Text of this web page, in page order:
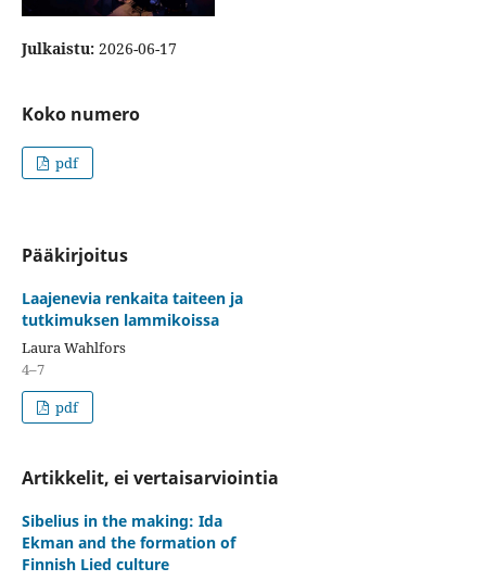
Julkaistu: 2026-06-17
Koko numero
pdf
Pääkirjoitus
Laajenevia renkaita taiteen ja
tutkimuksen lammikoissa
Laura Wahlfors
4–7
pdf
Artikkelit, ei vertaisarviointia
Sibelius in the making: Ida
Ekman and the formation of
Finnish Lied culture